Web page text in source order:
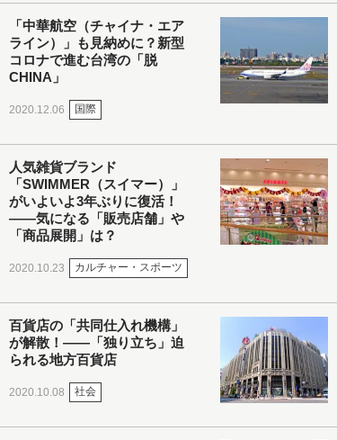
「中華航空（チャイナ・エア
ライン）」も見納めに？新型
コロナで進む台湾の「脱
CHINA」
2020.12.06 国際
人気雑貨ブランド
「SWIMMER（スイマー）」
がいよいよ3年ぶりに復活！
――気になる「販売店舗」や
「商品展開」は？
2020.10.23 カルチャー・スポーツ
百貨店の「共同仕入れ機構」
が解散！――「独り立ち」迫
られる地方百貨店
2020.10.08 社会